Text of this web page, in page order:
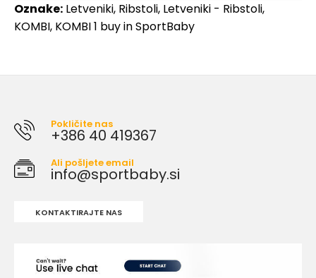
Oznake: Letveniki, Ribstoli, Letveniki - Ribstoli,
KOMBI, KOMBI 1 buy in SportBaby
Pokličite nas
+386 40 419367
Ali pošljete email
info@sportbaby.si
KONTAKTIRAJTE NAS